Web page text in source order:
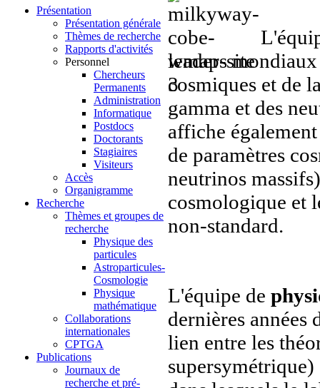
Présentation
Présentation générale
Thèmes de recherche
Rapports d'activités
Personnel
Chercheurs
Permanents
Administration
Informatique
Postdocs
Doctorants
Stagiaires
Visiteurs
Accès
Organigramme
Recherche
Thèmes et groupes de
recherche
Physique des
particules
Astroparticules-
Cosmologie
Physique
mathématique
Collaborations
internationales
CPTGA
Publications
Journaux de
recherche et pré-
leaders
cosmiques et de
gamma et des
affiche
de paramètres
neutrinos
cosmologique et
non-standard.
L'équipe de
dernières années
lien entre les
supersymétrique)